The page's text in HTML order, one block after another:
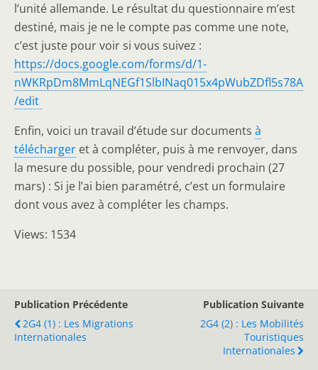
l’unité allemande. Le résultat du questionnaire m’est
destiné, mais je ne le compte pas comme une note,
c’est juste pour voir si vous suivez :
https://docs.google.com/forms/d/1-
nWKRpDm8MmLqNEGf1SlbINaq015x4pWubZDfl5s78A
/edit
Enfin, voici un travail d’étude sur documents à
télécharger et à compléter, puis à me renvoyer, dans
la mesure du possible, pour vendredi prochain (27
mars) : Si je l’ai bien paramétré, c’est un formulaire
dont vous avez à compléter les champs.
Views: 1534
Publication Précédente
2G4 (1) : Les Migrations
Internationales
Publication Suivante
2G4 (2) : Les Mobilités
Touristiques
Internationales